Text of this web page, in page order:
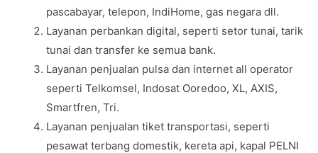
pascabayar, telepon, IndiHome, gas negara dll.
Layanan perbankan digital, seperti setor tunai, tarik
tunai dan transfer ke semua bank.
Layanan penjualan pulsa dan internet all operator
seperti Telkomsel, Indosat Ooredoo, XL, AXIS,
Smartfren, Tri.
Layanan penjualan tiket transportasi, seperti
pesawat terbang domestik, kereta api, kapal PELNI